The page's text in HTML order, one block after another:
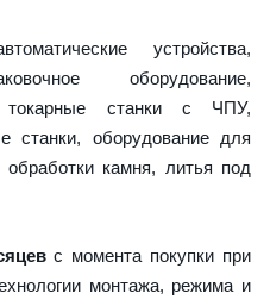
устройства,
оборудование,
токарные станки с ЧПУ,
станки, оборудование для
камня, литья под
с момента покупки при
монтажа, режима и